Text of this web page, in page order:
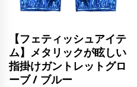
【フェティッシュアイテ
ム】メタリックが眩しい
指掛けガントレットグロ
ーブ / ブルー